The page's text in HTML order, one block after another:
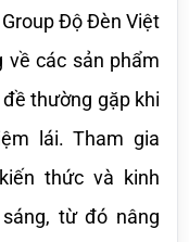
Độ Đèn Việt
về các sản phẩm
thường gặp khi
lái. Tham gia
thức và kinh
từ đó nâng